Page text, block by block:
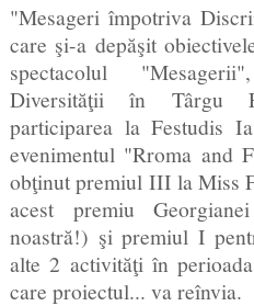
"Mesageri împotriva
care şi-a depăşit
spectacolul
Diversităţii în Târgu
participarea la Festudis
evenimentul "Rroma and
obţinut premiul III la Miss
acest premiu
noastră!) şipremiul I
alte 2 activităţi în
care proiectul... va reînvia.